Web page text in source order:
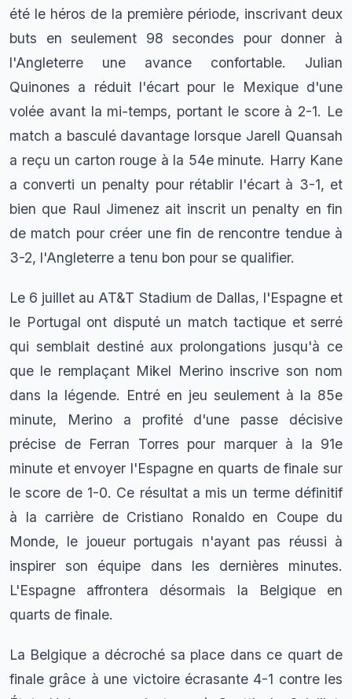
été le héros de la première période, inscrivant deux
buts en seulement 98 secondes pour donner à
l'Angleterre une avance confortable. Julian
Quinones a réduit l'écart pour le Mexique d'une
volée avant la mi-temps, portant le score à 2-1. Le
match a basculé davantage lorsque Jarell Quansah
a reçu un carton rouge à la 54e minute. Harry Kane
a converti un penalty pour rétablir l'écart à 3-1, et
bien que Raul Jimenez ait inscrit un penalty en fin
de match pour créer une fin de rencontre tendue à
3-2, l'Angleterre a tenu bon pour se qualifier.
Le 6 juillet au AT&T Stadium de Dallas, l'Espagne et
le Portugal ont disputé un match tactique et serré
qui semblait destiné aux prolongations jusqu'à ce
que le remplaçant Mikel Merino inscrive son nom
dans la légende. Entré en jeu seulement à la 85e
minute, Merino a profité d'une passe décisive
précise de Ferran Torres pour marquer à la 91e
minute et envoyer l'Espagne en quarts de finale sur
le score de 1-0. Ce résultat a mis un terme définitif
à la carrière de Cristiano Ronaldo en Coupe du
Monde, le joueur portugais n'ayant pas réussi à
inspirer son équipe dans les dernières minutes.
L'Espagne affrontera désormais la Belgique en
quarts de finale.
La Belgique a décroché sa place dans ce quart de
finale grâce à une victoire écrasante 4-1 contre les